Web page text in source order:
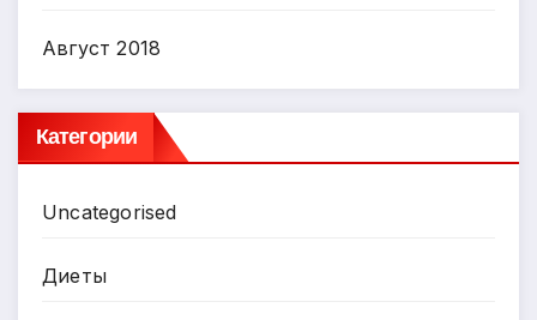
Август 2018
Категории
Uncategorised
Диеты